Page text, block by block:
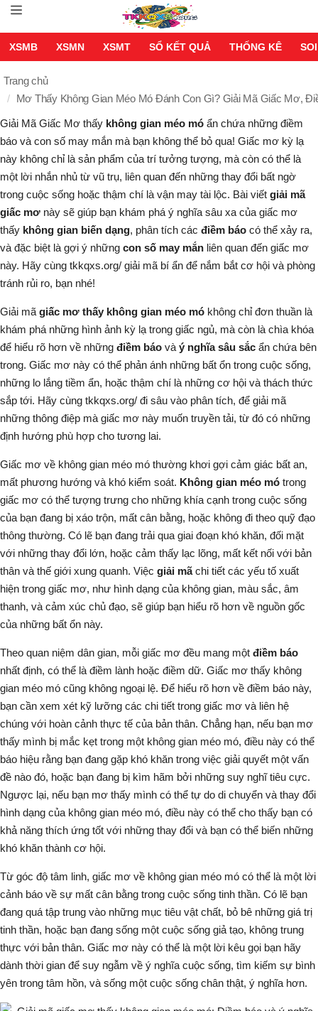
XSMB XSMN XSMT SỔ KẾT QUẢ THỐNG KÊ
Trang chủ
Mơ Thấy Không Gian Méo Mó Đánh Con Gì? Giải Mã Giấc Mơ,
Giải Mã Giấc Mơ thấy không gian méo mó ẩn chứa những điềm
báo và con số may mắn mà bạn không thể bỏ qua! Giấc mơ kỳ lạ
này không chỉ là sản phẩm của trí tưởng tượng, mà còn có thể là
một lời nhắn nhủ từ vũ trụ, liên quan đến những thay đổi bất ngờ
trong cuộc sống hoặc thậm chí là vận may tài lộc. Bài viết giải mã
giấc mơ này sẽ giúp bạn khám phá ý nghĩa sâu xa của giấc mơ
thấy không gian biến dạng, phân tích các điềm báo có thể xảy ra,
và đặc biệt là gợi ý những con số may mắn liên quan đến giấc mơ
này. Hãy cùng tkkqxs.org/ giải mã bí ẩn để nắm bắt cơ hội và phòng
tránh rủi ro, bạn nhé!
Giải mã giấc mơ thấy không gian méo mó không chỉ đơn thuần là
khám phá những hình ảnh kỳ lạ trong giấc ngủ, mà còn là chìa khóa
để hiểu rõ hơn về những điềm báo và ý nghĩa sâu sắc ẩn chứa bên
trong. Giấc mơ này có thể phản ánh những bất ổn trong cuộc sống,
những lo lắng tiềm ẩn, hoặc thậm chí là những cơ hội và thách thức
sắp tới. Hãy cùng tkkqxs.org/ đi sâu vào phân tích, để giải mã
những thông điệp mà giấc mơ này muốn truyền tải, từ đó có những
định hướng phù hợp cho tương lai.
Giấc mơ về không gian méo mó thường khơi gợi cảm giác bất an,
mất phương hướng và khó kiểm soát. Không gian méo mó trong
giấc mơ có thể tượng trưng cho những khía cạnh trong cuộc sống
của bạn đang bị xáo trộn, mất cân bằng, hoặc không đi theo quỹ đạo
thông thường. Có lẽ bạn đang trải qua giai đoạn khó khăn, đối mặt
với những thay đổi lớn, hoặc cảm thấy lạc lõng, mất kết nối với bản
thân và thế giới xung quanh. Việc giải mãchi tiết các yếu tố xuất
hiện trong giấc mơ, như hình dạng của không gian, màu sắc, âm
thanh, và cảm xúc chủ đạo, sẽ giúp bạn hiểu rõ hơn về nguồn gốc
của những bất ổn này.
Theo quan niệm dân gian, mỗi giấc mơ đều mang một điềm báo
nhất định, có thể là điềm lành hoặc điềm dữ. Giấc mơ thấy không
gian méo mó cũng không ngoại lệ. Để hiểu rõ hơn về điềm báo này,
bạn cần xem xét kỹ lưỡng các chi tiết trong giấc mơ và liên hệ
chúng với hoàn cảnh thực tế của bản thân. Chẳng hạn, nếu bạn mơ
thấy mình bị mắc kẹt trong một không gian méo mó, điều này có thể
báo hiệu rằng bạn đang gặp khó khăn trong việc giải quyết một vấn
đề nào đó, hoặc bạn đang bị kìm hãm bởi những suy nghĩ tiêu cực.
Ngược lại, nếu bạn mơ thấy mình có thể tự do di chuyển và thay đổi
hình dạng của không gian méo mó, điều này có thể cho thấy bạn có
khả năng thích ứng tốt với những thay đổi và bạn có thể biến những
khó khăn thành cơ hội.
Từ góc độ tâm linh, giấc mơ về không gian méo mó có thể là một lời
cảnh báo về sự mất cân bằng trong cuộc sống tinh thần. Có lẽ bạn
đang quá tập trung vào những mục tiêu vật chất, bỏ bê những giá trị
tinh thần, hoặc bạn đang sống một cuộc sống giả tạo, không trung
thực với bản thân. Giấc mơ này có thể là một lời kêu gọi bạn hãy
dành thời gian để suy ngẫm về ý nghĩa cuộc sống, tìm kiếm sự bình
yên trong tâm hồn, và sống một cuộc sống chân thật, ý nghĩa hơn.